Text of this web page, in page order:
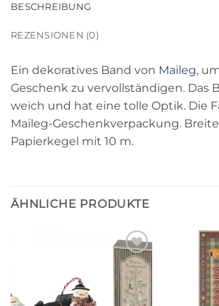
BESCHREIBUNG
REZENSIONEN (0)
Ein dekoratives Band von Maileg,
Geschenk zu vervollständigen. Das
weich und hat eine tolle Optik. Die
Maileg-Geschenkverpackung.
Papierkegel mit 10 m.
ÄHNLICHE PRODUKTE
Auf die
Wunschliste